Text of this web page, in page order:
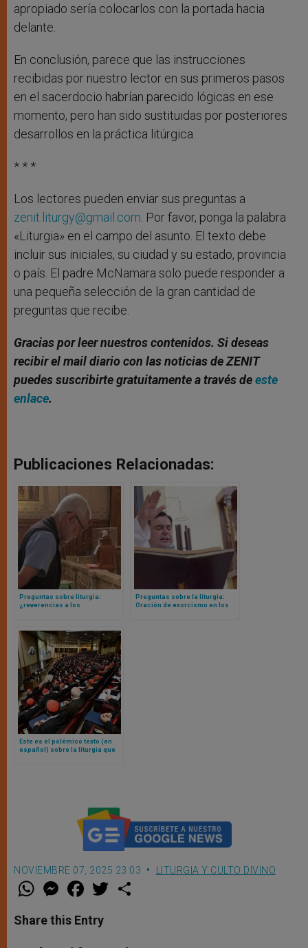
apropiado sería colocarlos con la portada hacia
delante.
En conclusión, parece que las instrucciones
recibidas por nuestro lector en sus primeros pasos
en el sacerdocio habrían parecido lógicas en ese
momento, pero han sido sustituidas por posteriores
desarrollos en la práctica litúrgica.
* * *
Los lectores pueden enviar sus preguntas a
zenit.liturgy@gmail.com . Por favor, ponga la palabra
«Liturgia» en el campo del asunto. El texto debe
incluir sus iniciales, su ciudad y su estado, provincia
o país. El padre McNamara solo puede responder a
una pequeña selección de la gran cantidad de
preguntas que recibe.
Gracias por leer nuestros contenidos. Si deseas
recibir el mail diario con las noticias de ZENIT
puedes suscribirte gratuitamente a través deeste
enlace.
Publicaciones Relacionadas:
Preguntas sobre liturgia:
¿reverencias a los
Preguntas sobre la liturgia:
Oración de exorcismo en los
Este es el polémico texto (en
español) sobre la liturgia que
NOVIEMBRE 07, 2025 23:03 LITURGIA Y CULTO DIVINO
W
t
s
M
e
s
e
F
a
e
b
w
Share this Entry